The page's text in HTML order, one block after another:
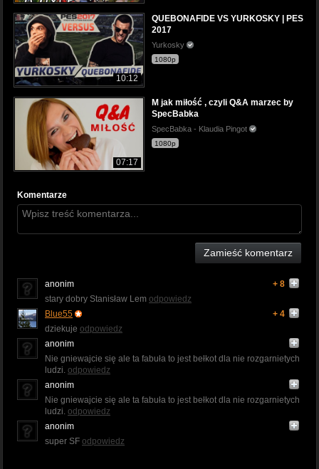
10:12
QUEBONAFIDE VS YURKOSKY | PES
2017
Yurkosky
1080p
07:17
M jak miłość , czyli Q&A marzec by
SpecBabka
SpecBabka - Klaudia Pingot
1080p
Komentarze
Zamieść komentarz
anonim
+ 8
stary dobry Stanisław Lem odpowiedz
Blue55
+ 4
dziekuje odpowiedz
anonim
Nie gniewajcie się ale ta fabuła to jest bełkot dla nie rozgarnietych
ludzi. odpowiedz
anonim
Nie gniewajcie się ale ta fabuła to jest bełkot dla nie rozgarnietych
ludzi. odpowiedz
anonim
super SF odpowiedz